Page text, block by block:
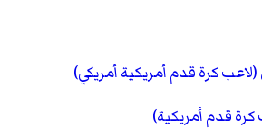
كرة قدم أمريكية أمريكي)
قدم أمريكية)